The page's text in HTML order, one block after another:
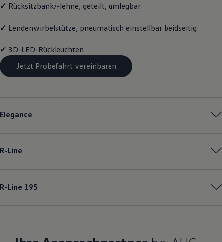
✓ Rücksitzbank/-lehne, geteilt, umlegbar
✓ Lendenwirbelstütze, pneumatisch einstellbar beidseitig
✓ 3D-LED-Rückleuchten
Jetzt Probefahrt vereinbaren
Elegance
R‑Line
R‑Line 195